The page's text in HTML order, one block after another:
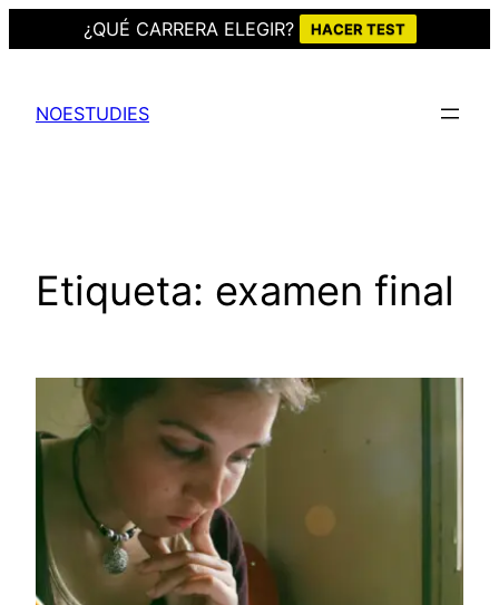
¿QUÉ CARRERA ELEGIR? HACER TEST
contenido
NOESTUDIES
Etiqueta: examen final